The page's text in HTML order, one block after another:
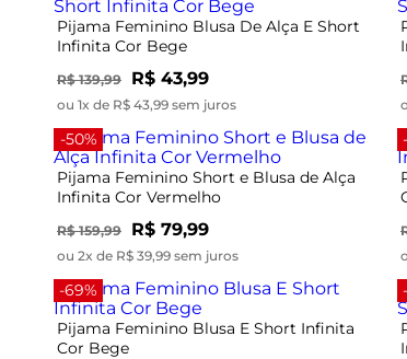
Pijama Feminino Blusa De Alça E Short
Infinita Cor Bege
R$ 139,99 R$ 43,99
ou 1x de R$ 43,99 sem juros
-50%
Pijama Feminino Short e Blusa de Alça
Infinita Cor Vermelho
R$ 159,99 R$ 79,99
ou 2x de R$ 39,99 sem juros
-69%
Pijama Feminino Blusa E Short Infinita
Cor Bege